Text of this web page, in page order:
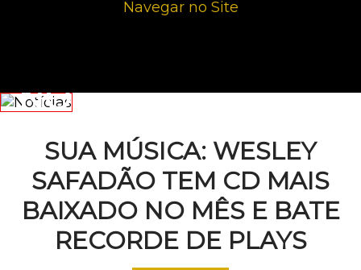
Navegar no Site
NOTÍCIAS
SUA MÚSICA: WESLEY
SAFADÃO TEM CD MAIS
BAIXADO NO MÊS E BATE
RECORDE DE PLAYS